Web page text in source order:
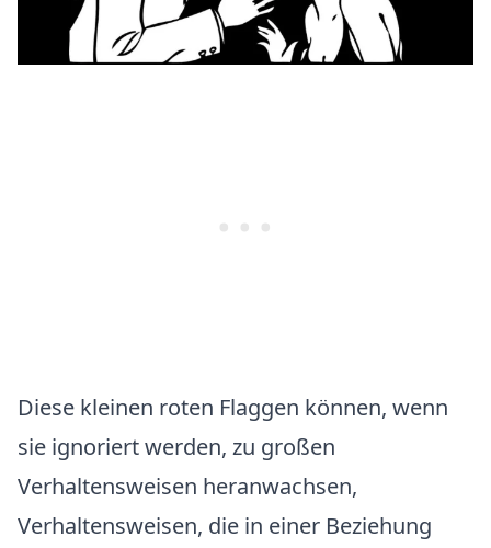
Diese kleinen roten Flaggen können, wenn
sie ignoriert werden, zu großen
Verhaltensweisen heranwachsen,
Verhaltensweisen, die in einer Beziehung